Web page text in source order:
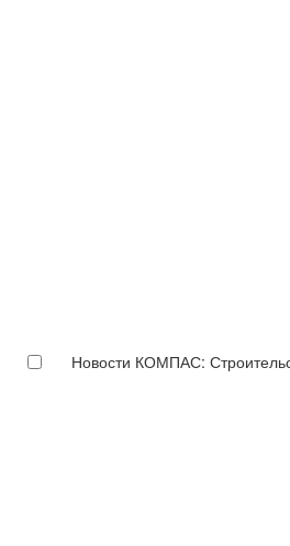
Новости КОМПАС: